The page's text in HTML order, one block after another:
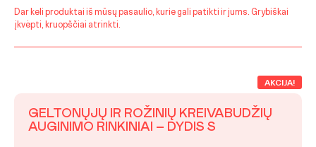
Dar keli produktai iš mūsų pasaulio, kurie gali patikti ir jums. Grybiškai
įkvėpti, kruopščiai atrinkti.
AKCIJA!
GELTONŲJŲ IR ROŽINIŲ KREIVABUDŽIŲ
AUGINIMO RINKINIAI – DYDIS S